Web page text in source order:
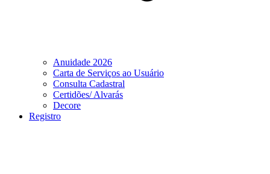
Anuidade 2026
Carta de Serviços ao Usuário
Consulta Cadastral
Certidões/ Alvarás
Decore
Registro